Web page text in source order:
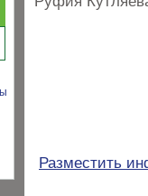
Разместить